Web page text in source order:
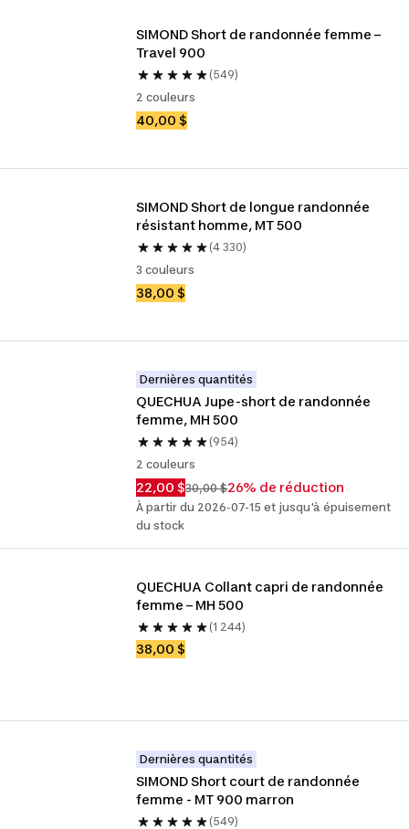
SIMOND Short de randonnée femme –
Travel 900
(549)
2 couleurs
40,00 $
SIMOND Short de longue randonnée
résistant homme, MT 500
(4 330)
3 couleurs
38,00 $
Dernières quantités
QUECHUA Jupe-short de randonnée
femme, MH 500
(954)
2 couleurs
22,00 $30,00 $26% de réduction
À partir du 2026-07-15 et jusqu'à épuisement
du stock
QUECHUA Collant capri de randonnée
femme – MH 500
(1 244)
38,00 $
Dernières quantités
SIMOND Short court de randonnée
femme - MT 900 marron
(549)